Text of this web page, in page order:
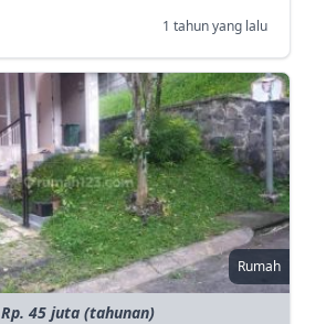
1 tahun yang lalu
Rumah
Rp. 45 juta (tahunan)